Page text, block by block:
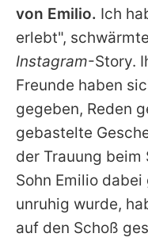
von Emilio. Ich
erlebt", schwärmte
Instagram-Story.
Freunde haben
gegeben, Reden
gebastelte
der Trauung
Sohn Emilio
unruhig wurde,
auf den Schoß